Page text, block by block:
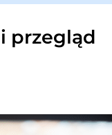
przegląd